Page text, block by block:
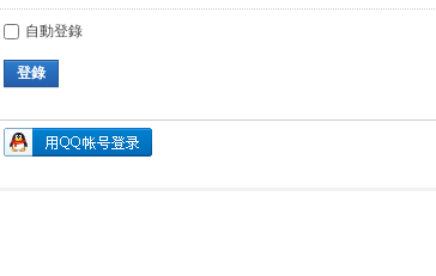
自動登錄
登錄